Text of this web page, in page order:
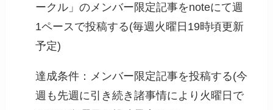
ークル」のメンバー限定記事をnoteにて週
1ペースで投稿する(毎週火曜日19時頃更新
予定)
達成条件：メンバー限定記事を投稿する(今
週も先週に引き続き諸事情により火曜日で